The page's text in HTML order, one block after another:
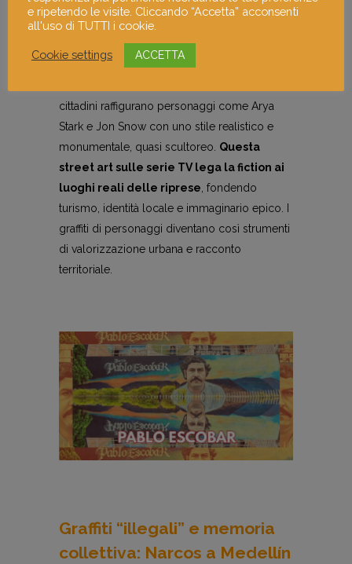
Dove: Lower Garfield Street, Belfast, Irlanda
del Nord
Belfast è oggi un museo a cielo aperto
cittadini raffigurano personaggi come Arya
Stark e Jon Snow con uno stile realistico e
monumentale, quasi scultoreo. Questa
street art sulle serie TV lega la fiction ai
luoghi reali delle riprese, fondendo
turismo, identità locale e immaginario epico. I
graffiti di personaggi diventano così strumenti
di valorizzazione urbana e racconto
territoriale.
Graffiti “illegali” e memoria
collettiva: Narcos a Medellín
e ripetendo le visite. Cliccando “Accetta” acconsenti
all'uso di TUTTI i cookie.
Cookie settings ACCETTA